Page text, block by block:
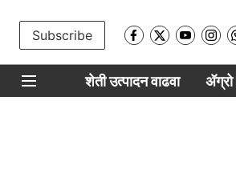
Subscribe
शेती उत्पादन वाढवा